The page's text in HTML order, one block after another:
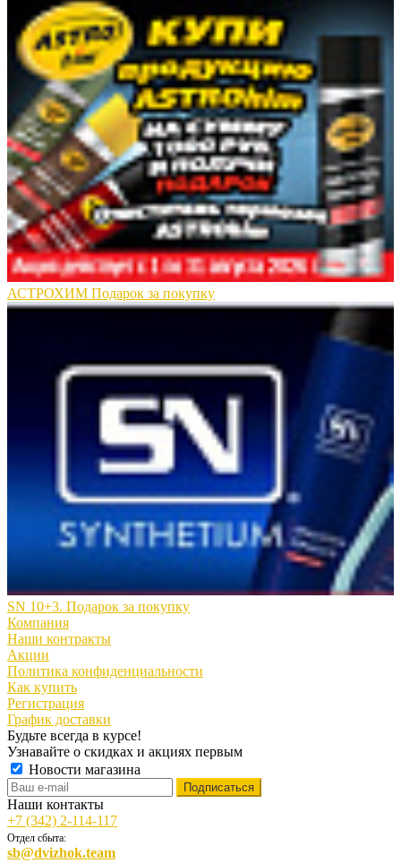
АСТРОХИМ Подарок за покупку
SN 10+3. Подарок за покупку
Компания
Наши контракты
Акции
Политика конфиденциальности
Как купить
Регистрация
График доставки
Будьте всегда в курсе!
Узнавайте о скидках и акциях первым
Новости магазина
Наши контакты
+7 (342) 2-114-117
Отдел сбыта:
sb@dvizhok.team